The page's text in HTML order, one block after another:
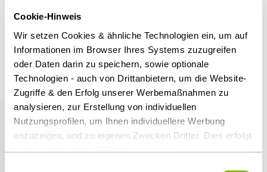
Cookie-Hinweis
Wir setzen Cookies & ähnliche Technologien ein, um auf
Informationen im Browser Ihres Systems zuzugreifen
oder Daten darin zu speichern, sowie optionale
Technologien - auch von Drittanbietern, um die Website-
Zugriffe & den Erfolg unserer Werbemaßnahmen zu
analysieren, zur Erstellung von individuellen
Nutzungsprofilen, um Ihnen individuellere Werbung
anzuzeigen, und zu eigenen Zwecken Dritter. Dies erfolgt
auch außerhalb der EU bei geringerem
Repetitor beim Juristischen Repetitorium
Marburg an der Lahn
1997-2000
Studium Rechtswissenschaften, Johann-
Wolfgang-Goethe Universität Frankfurt/Main
1992-1997
Auszeichnungen von Dr. Ali Sahin